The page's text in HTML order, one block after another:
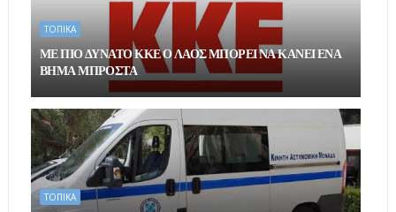
ΤΟΠΙΚΑ
ΜΕ ΠΙΟ ΔΥΝΑΤΟ ΚΚΕ Ο ΛΑΟΣ ΜΠΟΡΕΙ ΝΑ ΚΑΝΕΙ ΕΝΑ
ΒΗΜΑ ΜΠΡΟΣΤΑ
ΤΟΠΙΚΑ